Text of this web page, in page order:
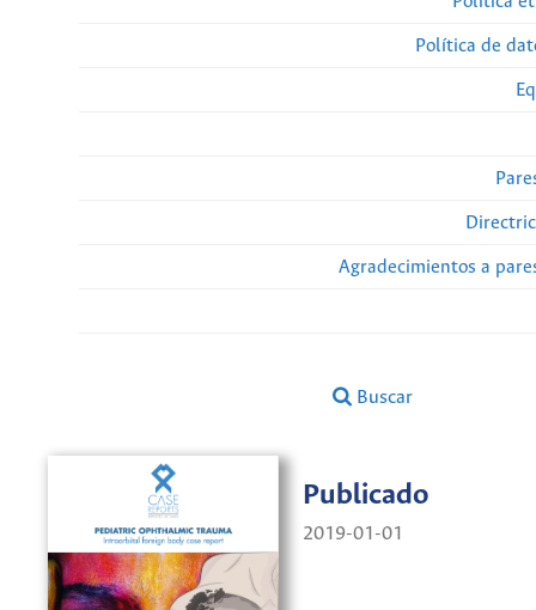
Política de
Agradecimientos a
Buscar
Publicado
2019-01-01